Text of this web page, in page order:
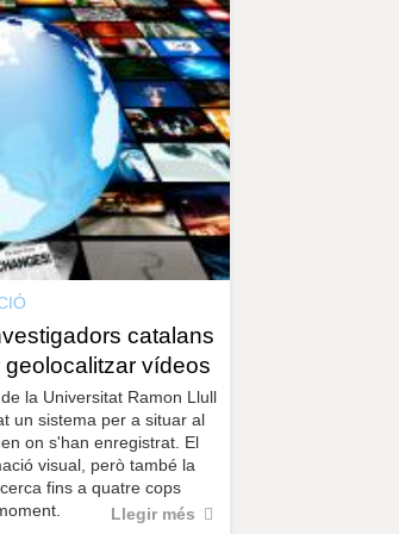
r
a
u
l
s
c
l
a
u
catalans
vídeos
la Universitat Ramon Llull
un sistema per a situar al
on s'han enregistrat. El
visual, però també la
fins a quatre cops
Llegir més